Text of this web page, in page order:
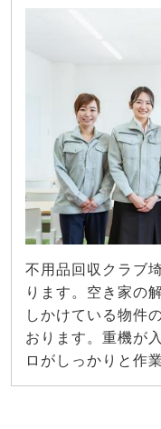
不用品回収クラブ
ります。空き家の
しかけている物件
おります。重機が
ロがしっかりと作